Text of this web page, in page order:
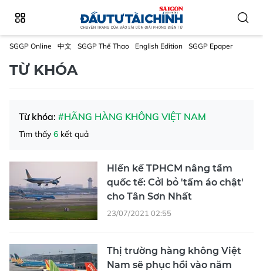
SGGP Online 中文 SGGP Thể Thao English Edition SGGP Epaper
TỪ KHÓA
Từ khóa: #HÃNG HÀNG KHÔNG VIỆT NAM
Tìm thấy 6 kết quả
Hiến kế TPHCM nâng tầm
quốc tế: Cởi bỏ 'tấm áo chật'
cho Tân Sơn Nhất
23/07/2021 02:55
Thị trường hàng không Việt
Nam sẽ phục hồi vào năm